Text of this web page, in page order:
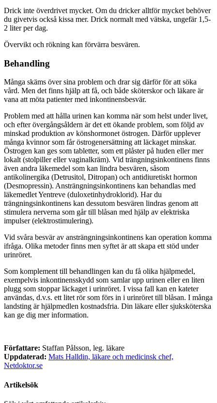
Drick inte överdrivet mycket. Om du dricker alltför mycket behöver
du givetvis också kissa mer. Drick normalt med vätska, ungefär 1,5-
2 liter per dag.
Övervikt och rökning kan förvärra besvären.
Behandling
Många skäms över sina problem och drar sig därför för att söka
vård. Men det finns hjälp att få, och både sköterskor och läkare är
vana att möta patienter med inkontinensbesvär.
Problem med att hålla urinen kan komma när som helst under livet,
och efter övergångsåldern är det ett ökande problem, som följd av
minskad produktion av könshormonet östrogen. Därför upplever
många kvinnor som får östrogenersättning att läckaget minskar.
Östrogen kan ges som tabletter, som ett plåster på huden eller mer
lokalt (stolpiller eller vaginalkräm). Vid trängningsinkontinens finns
även andra läkemedel som kan lindra besvären, såsom
antikolinergika (Detrusitol, Ditropan) och antidiuretiskt hormon
(Desmopressin). Ansträngningsinkontinens kan behandlas med
läkemedlet Yentreve (duloxetinhydroklorid). Har du
trängningsinkontinens kan dessutom besvären lindras genom att
stimulera nerverna som går till blåsan med hjälp av elektriska
impulser (elektrostimulering).
Vid svåra besvär av ansträngningsinkontinens kan operation komma
ifråga. Olika metoder finns men syftet är att skapa ett stöd under
urinröret.
Som komplement till behandlingen kan du få olika hjälpmedel,
exempelvis inkontinensskydd som samlar upp urinen eller en liten
plugg som stoppar läckaget i urinröret. I vissa fall kan en kateter
användas, d.v.s. ett litet rör som förs in i urinröret till blåsan. I många
landsting är hjälpmedlen kostnadsfria. Din läkare eller sjuksköterska
kan ge dig mer information.
Författare: Staffan Pålsson, leg. läkare
Uppdaterad: Mats Halldin, läkare och medicinsk chef,
Netdoktor.se
Artikelsök